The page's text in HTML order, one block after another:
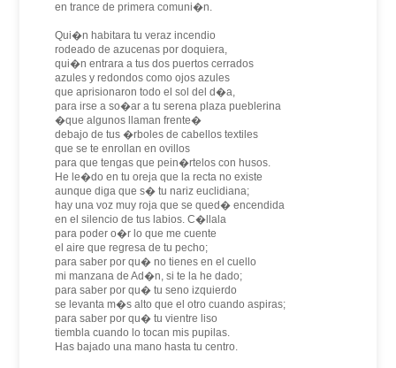
en trance de primera comuni�n.
Qui�n habitara tu veraz incendio
rodeado de azucenas por doquiera,
qui�n entrara a tus dos puertos cerrados
azules y redondos como ojos azules
que aprisionaron todo el sol del d�a,
para irse a so�ar a tu serena plaza pueblerina
�que algunos llaman frente�
debajo de tus �rboles de cabellos textiles
que se te enrollan en ovillos
para que tengas que pein�rtelos con husos.
He le�do en tu oreja que la recta no existe
aunque diga que s� tu nariz euclidiana;
hay una voz muy roja que se qued� encendida
en el silencio de tus labios. C�llala
para poder o�r lo que me cuente
el aire que regresa de tu pecho;
para saber por qu� no tienes en el cuello
mi manzana de Ad�n, si te la he dado;
para saber por qu� tu seno izquierdo
se levanta m�s alto que el otro cuando aspiras;
para saber por qu� tu vientre liso
tiembla cuando lo tocan mis pupilas.
Has bajado una mano hasta tu centro.